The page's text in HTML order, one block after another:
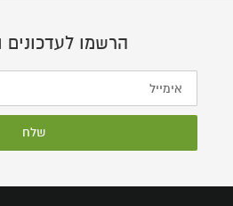
הרשמו לעדכונים
שלח